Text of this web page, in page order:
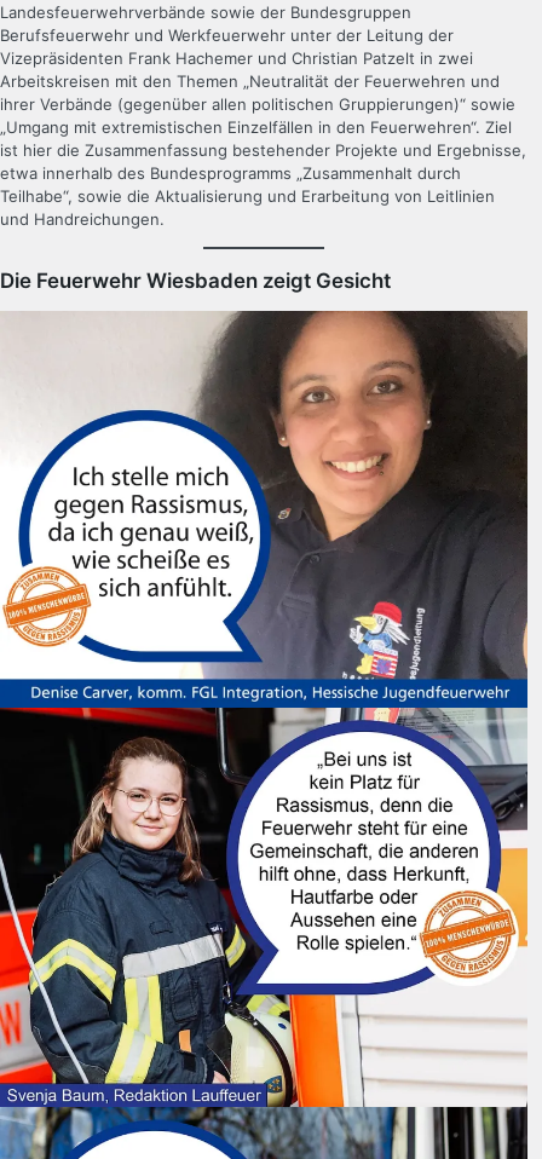
Landesfeuerwehrverbände sowie der Bundesgruppen
Berufsfeuerwehr und Werkfeuerwehr unter der Leitung der
Vizepräsidenten Frank Hachemer und Christian Patzelt in zwei
Arbeitskreisen mit den Themen „Neutralität der Feuerwehren und
ihrer Verbände (gegenüber allen politischen Gruppierungen)“ sowie
„Umgang mit extremistischen Einzelfällen in den Feuerwehren“. Ziel
ist hier die Zusammenfassung bestehender Projekte und Ergebnisse,
etwa innerhalb des Bundesprogramms „Zusammenhalt durch
Teilhabe“, sowie die Aktualisierung und Erarbeitung von Leitlinien
und Handreichungen.
Die Feuerwehr Wiesbaden zeigt Gesicht